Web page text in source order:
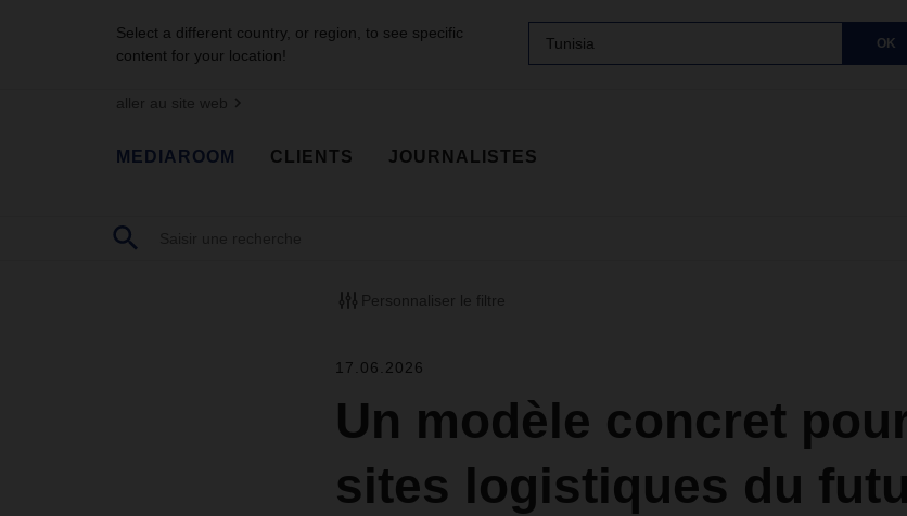
Select a different country, or region, to see specific
content for your location!
Tunisia OK
aller au site web
MEDIAROOM CLIENTS JOURNALISTES
Personnaliser le filtre
17.06.2026
Un modèle concret
sites logistiques du